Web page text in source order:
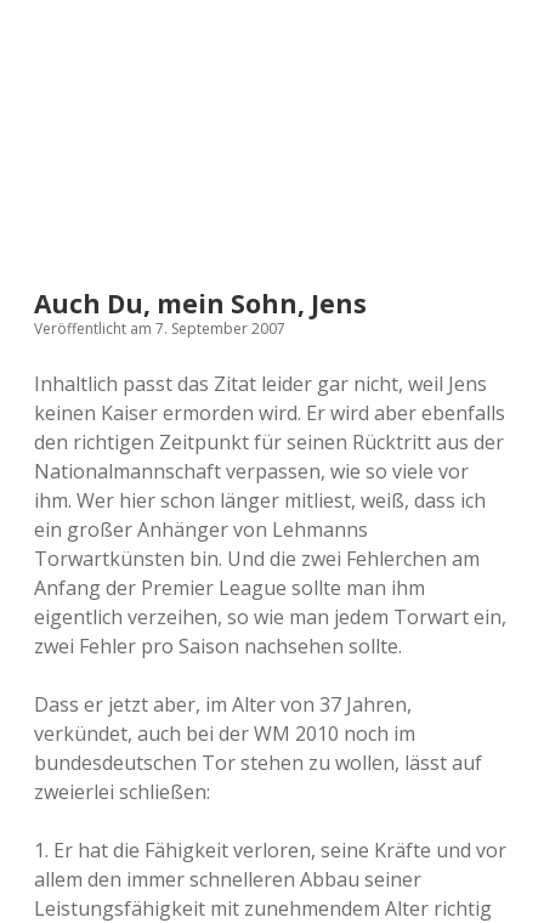
Auch Du, mein Sohn, Jens
Veröffentlicht am 7. September 2007
Inhaltlich passt das Zitat leider gar nicht, weil Jens
keinen Kaiser ermorden wird. Er wird aber ebenfalls
den richtigen Zeitpunkt für seinen Rücktritt aus der
Nationalmannschaft verpassen, wie so viele vor
ihm. Wer hier schon länger mitliest, weiß, dass ich
ein großer Anhänger von Lehmanns
Torwartkünsten bin. Und die zwei Fehlerchen am
Anfang der Premier League sollte man ihm
eigentlich verzeihen, so wie man jedem Torwart ein,
zwei Fehler pro Saison nachsehen sollte.
Dass er jetzt aber, im Alter von 37 Jahren,
verkündet, auch bei der WM 2010 noch im
bundesdeutschen Tor stehen zu wollen, lässt auf
zweierlei schließen:
1. Er hat die Fähigkeit verloren, seine Kräfte und vor
allem den immer schnelleren Abbau seiner
Leistungsfähigkeit mit zunehmendem Alter richtig